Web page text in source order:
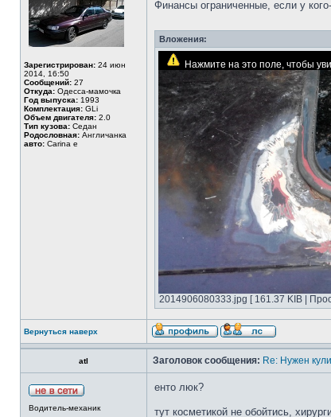
Зарегистрирован: 24 июн
2014, 16:50
Сообщений: 27
Откуда: Одесса-мамочка
Год выпуска: 1993
Комплектация: GLi
Объем двигателя: 2.0
Тип кузова: Седан
Родословная: Англичанка
авто: Carina e
Финансы ограниченные, если у
Вложения:
Нажмите на это поле, чтобы
2014906080333.jpg [ 161.37 KIB |
Вернуться наверх
atl Заголовок сообщения: Re: Нужен
Водитель-механик
енто люк?
тут косметикой не обойтись,